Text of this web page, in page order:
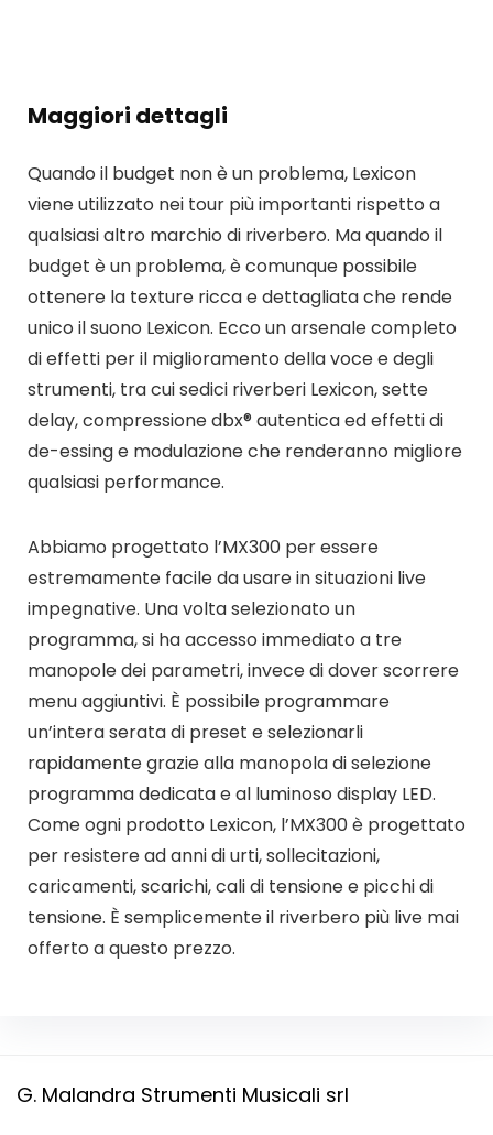
Maggiori dettagli
Quando il budget non è un problema, Lexicon
viene utilizzato nei tour più importanti rispetto a
qualsiasi altro marchio di riverbero. Ma quando il
budget è un problema, è comunque possibile
ottenere la texture ricca e dettagliata che rende
unico il suono Lexicon. Ecco un arsenale completo
di effetti per il miglioramento della voce e degli
strumenti, tra cui sedici riverberi Lexicon, sette
delay, compressione dbx® autentica ed effetti di
de-essing e modulazione che renderanno migliore
qualsiasi performance.
Abbiamo progettato l’MX300 per essere
estremamente facile da usare in situazioni live
impegnative. Una volta selezionato un
programma, si ha accesso immediato a tre
manopole dei parametri, invece di dover scorrere
menu aggiuntivi. È possibile programmare
un’intera serata di preset e selezionarli
rapidamente grazie alla manopola di selezione
programma dedicata e al luminoso display LED.
Come ogni prodotto Lexicon, l’MX300 è progettato
per resistere ad anni di urti, sollecitazioni,
caricamenti, scarichi, cali di tensione e picchi di
tensione. È semplicemente il riverbero più live mai
offerto a questo prezzo.
G. Malandra Strumenti Musicali srl